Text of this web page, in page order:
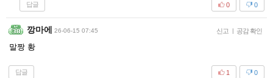
답글 0
0
깡마에 26-06-15 07:45 신고 | 공감 확인
말짱 황
답글 0
1